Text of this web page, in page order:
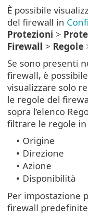
È possibile
del firewall in
Protezioni >
Firewall > Regole
Se sono presenti
firewall, è
visualizzare solo
le regole del
sopra l’elenco
filtrare le regole
• Origine
• Direzione
• Azione
• Disponibilità
Per impostazione
firewall